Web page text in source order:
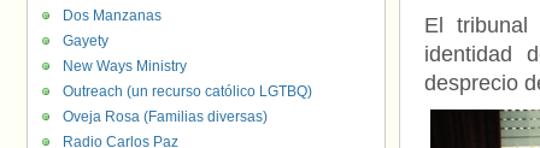
El tribunal
identidad
desprecio
Dos Manzanas
Gayety
New Ways Ministry
Outreach (un recurso católico LGTBQ)
Oveja Rosa (Familias diversas)
Radio Carlos Paz